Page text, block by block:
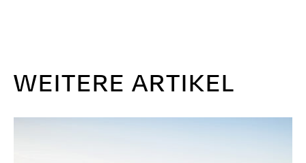
WEITERE ARTIKEL